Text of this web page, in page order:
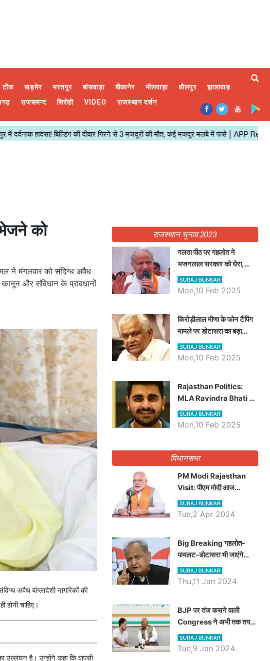
टोंक बाड़मेर भरतपुर बांसवाड़ा बीकानेर भीलवाड़ा धौलपुर
झालावाड़
राजसमन्द सिरोही VIDEO राजस्थान दर्शन
को
ने मंगलवार को संदिग्ध अवैध
कानून और संविधान के प्रावधानों
अवैध बांग्लादेशी नागरिकों की
चाहिए।
उल्लंघन है। उन्होंने कहा कि वापसी
राजस्थान चुनाव 2023
गलता पीठ पर गहलोत ने
भजनलाल सरकार को घेरा,
Video में देखें अब तक बड़ी
खबरें
SURAJ BUNKAR
Mon,10 Feb 2025
किरोड़ीलाल मीणा के फोन टैपिंग
मामले पर डोटासरा का बड़ा
आरोप, वीडियो में देखें AZ बड़ी
खबरें
SURAJ BUNKAR
Mon,10 Feb 2025
Rajasthan Politics:
MLA Ravindra Bhati ने
प्रदेश की शिक्षा व्यवस्था पर
उठाए सवाल, Madan
SURAJ BUNKAR
Mon,10 Feb 2025
विधानसभा
PM Modi Rajasthan
Visit: पीएम मोदी आज
राजस्थान में कोटपूतली में करेंगे
विशाल रैली, एक सभा से 8 सीटों
SURAJ BUNKAR
Tue,2 Apr 2024
Big Breaking गहलोत-
पायलट-डोटासरा भी जाएंगे
अयोध्या, करेंगे रामलला के दर्शन
SURAJ BUNKAR
Thu,11 Jan 2024
BJP पर तंज कसने वाली
Congress ने अभी तक तय
नहीं किया नेता प्रतिपक्ष, जानें
कौन होगा दावेदार
SURAJ BUNKAR
Tue,9 Jan 2024